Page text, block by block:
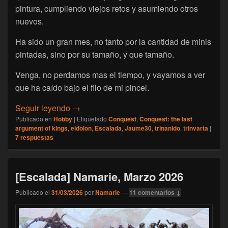
pintura, cumpliendo viejos retos y asumiendo otros
nuevos.
Ha sido un gran mes, no tanto por la cantidad de minis
pintadas, sino por su tamaño, y que tamaño.
Venga, no perdamos mas el tiempo, y vayamos a ver
que ha caído bajo el filo de mi pincel.
Seguir leyendo [Escalada Jaume30 marzo 2026] El rey
→
Publicado en Hobby | Etiquetado Conquest, Conquest: the last
argument of kings, eidolon, Escalada, Jaume30, trinanido, trinvarta |
7respuestas
[Escalada] Namarie, Marzo 2026
Publicado el 31/03/2026porNamarie— 11 comentarios ↓